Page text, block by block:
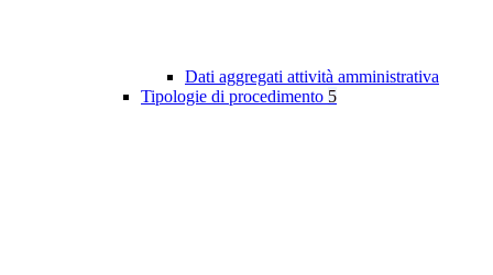
Dati aggregati attività amministrativa
Tipologie di procedimento 5